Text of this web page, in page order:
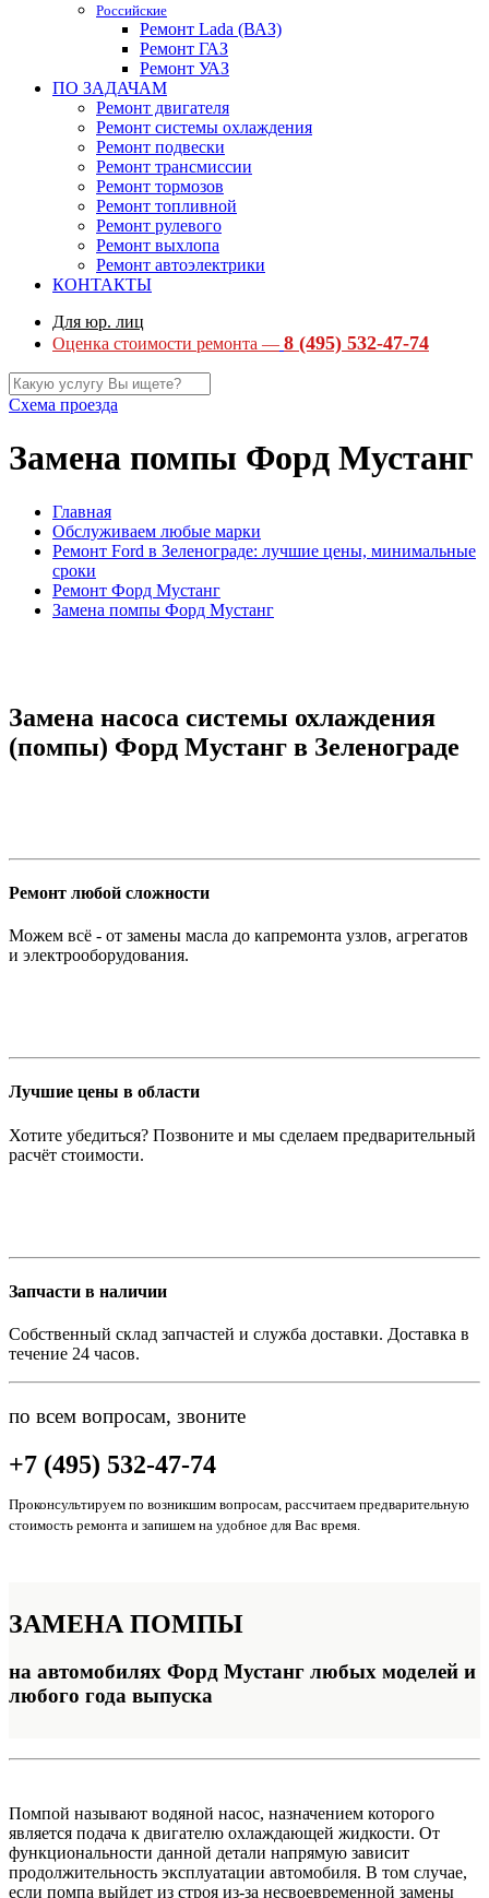
Российские
Ремонт Lada (ВАЗ)
Ремонт ГАЗ
Ремонт УАЗ
ПО ЗАДАЧАМ
Ремонт двигателя
Ремонт системы охлаждения
Ремонт подвески
Ремонт трансмиссии
Ремонт тормозов
Ремонт топливной
Ремонт рулевого
Ремонт выхлопа
Ремонт автоэлектрики
КОНТАКТЫ
Для юр. лиц
Оценка стоимости ремонта — 8 (495) 532-47-74
Схема проезда
Замена помпы Форд Мустанг
Главная
Обслуживаем любые марки
Ремонт Ford в Зеленограде: лучшие цены, минимальные
сроки
Ремонт Форд Мустанг
Замена помпы Форд Мустанг
Замена насоса системы охлаждения
(помпы) Форд Мустанг в Зеленограде
Ремонт любой сложности
Можем всё - от замены масла до капремонта узлов, агрегатов
и электрооборудования.
Лучшие цены в области
Хотите убедиться? Позвоните и мы сделаем предварительный
расчёт стоимости.
Запчасти в наличии
Собственный склад запчастей и служба доставки. Доставка в
течение 24 часов.
по всем вопросам, звоните
+7 (495) 532-47-74
Проконсультируем по возникшим вопросам, рассчитаем предварительную
стоимость ремонта и запишем на удобное для Вас время.
ЗАМЕНА ПОМПЫ
на автомобилях Форд Мустанг любых моделей и
любого года выпуска
Помпой называют водяной насос, назначением которого
является подача к двигателю охлаждающей жидкости. От
функциональности данной детали напрямую зависит
продолжительность эксплуатации автомобиля. В том случае,
если помпа выйдет из строя из-за несвоевременной замены